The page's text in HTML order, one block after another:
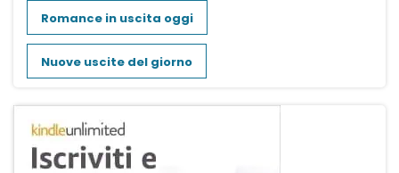
Romance in uscita oggi
Nuove uscite del giorno